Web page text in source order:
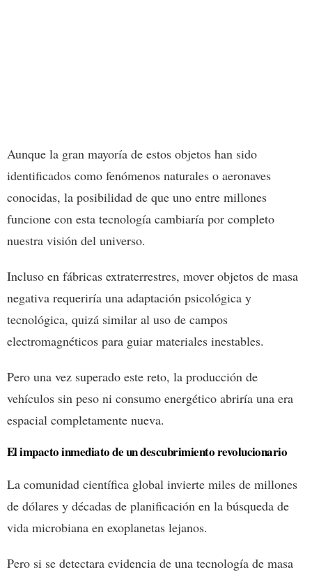
Aunque la gran mayoría de estos objetos han sido
identificados como fenómenos naturales o aeronaves
conocidas, la posibilidad de que uno entre millones
funcione con esta tecnología cambiaría por completo
nuestra visión del universo.
Incluso en fábricas extraterrestres, mover objetos de masa
negativa requeriría una adaptación psicológica y
tecnológica, quizá similar al uso de campos
electromagnéticos para guiar materiales inestables.
Pero una vez superado este reto, la producción de
vehículos sin peso ni consumo energético abriría una era
espacial completamente nueva.
El impacto inmediato de un descubrimiento revolucionario
La comunidad científica global invierte miles de millones
de dólares y décadas de planificación en la búsqueda de
vida microbiana en exoplanetas lejanos.
Pero si se detectara evidencia de una tecnología de masa